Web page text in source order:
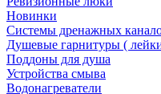
Новинки
Системы дренажных
Душевые гарнитуры (
Поддоны для душа
Устройства смыва
Водонагреватели